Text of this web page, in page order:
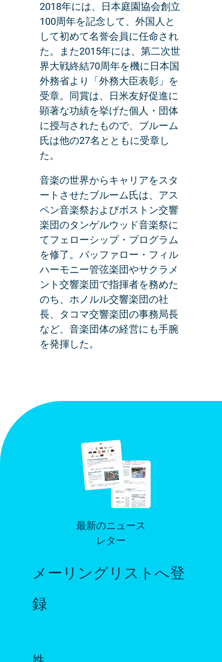
2018年には、日本庭園協会創立
100周年を記念して、外国人と
して初めて名誉会員に任命され
た。また2015年には、第二次世
界大戦終結70周年を機に日本国
外務省より「外務大臣表彰」を
受章。同賞は、日米友好促進に
顕著な功績を挙げた個人・団体
に授与されたもので、ブルーム
氏は他の27名とともに受章し
た。
音楽の世界からキャリアをスタ
ートさせたブルーム氏は、アス
ペン音楽祭およびボストン交響
楽団のタンゲルウッド音楽祭に
てフェローシップ・プログラム
を修了。バッファロー・フィル
ハーモニー管弦楽団やサクラメ
ント交響楽団で指揮者を務めた
のち、ホノルル交響楽団の社
長、タコマ交響楽団の事務局長
など、音楽団体の経営にも手腕
を発揮した。
メーリングリストへ登
録
最新のニュース
レター